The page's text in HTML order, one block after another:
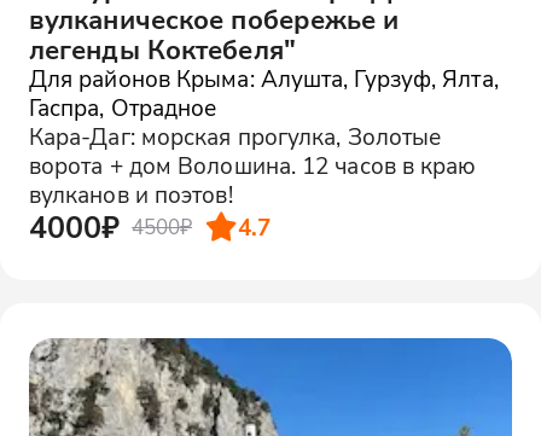
вулканическое побережье и
легенды Коктебеля"
Для районов Крыма: Алушта, Гурзуф, Ялта,
Гаспра, Отрадное
Кара-Даг: морская прогулка, Золотые
ворота + дом Волошина. 12 часов в краю
вулканов и поэтов!
4000₽ 4500₽ 4.7